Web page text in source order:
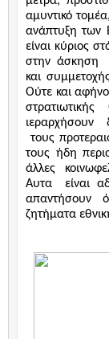
αμυντικό τομέα,
ανάπτυξη των
είναι κύριος
στην άσκηση
και
Ούτε και
στρατιωτικής
ιεραρχήσουν
τους
τους ήδη
άλλες
Αυτα
είναι
απαντήσουν
ζητήματα